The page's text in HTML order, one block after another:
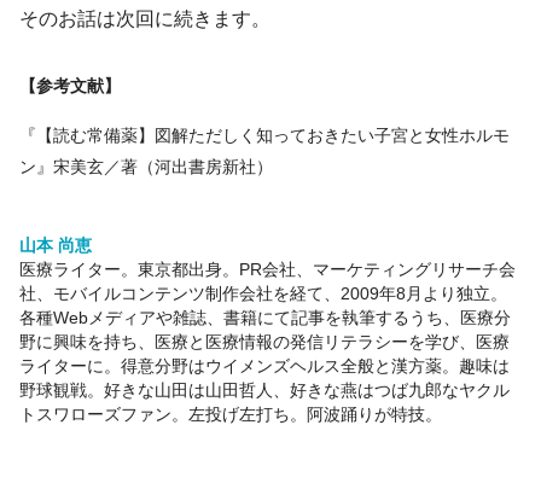
そのお話は次回に続きます。
【参考文献】
『【読む常備薬】図解ただしく知っておきたい子宮と女性ホルモ
ン』宋美玄／著（河出書房新社）
山本 尚恵
医療ライター。東京都出身。PR会社、マーケティングリサーチ会
社、モバイルコンテンツ制作会社を経て、2009年8月より独立。
各種Webメディアや雑誌、書籍にて記事を執筆するうち、医療分
野に興味を持ち、医療と医療情報の発信リテラシーを学び、医療
ライターに。得意分野はウイメンズヘルス全般と漢方薬。趣味は
野球観戦。好きな山田は山田哲人、好きな燕はつば九郎なヤクル
トスワローズファン。左投げ左打ち。阿波踊りが特技。